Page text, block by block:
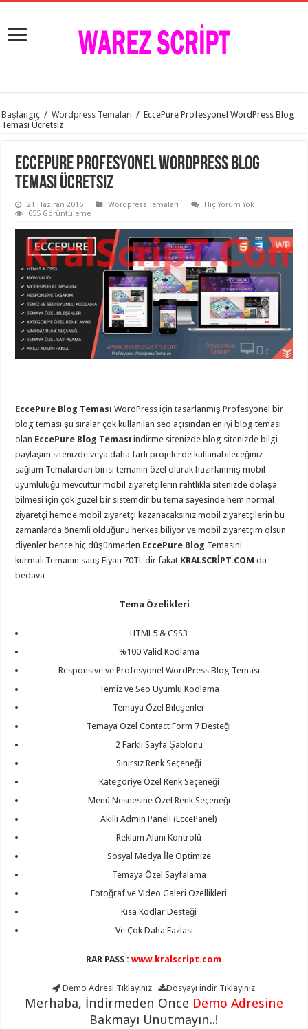
istanbul
organizasyon
taşımacılık,
gaziantep
organizasyon,
gaziantep
taşımacılık
evden
taşımacılık,
gaziantep
evden
taşımacılık,
evden
taşımacılık,
gaziantep
evden
taşımacılık,
taşımacılık
gaziantep
evden
taşımacılık,
gaziantep
evden
taşımacılık,
gaziantep
nakliyat,
asansörlü
taşıma,
evden
gaziantep
gaziantep
gaziantep
gaziantep
organizasyon
palyaço
Başlangıç / Wordpress Temaları / EccePure Profesyonel WordPress Blog
Teması Ücretsiz
EccePure Profesyonel WordPress Blog
Teması Ücretsiz
21 Haziran 2015 Wordpress Temaları
Hiç Yorum Yok
655 Görüntüleme
EccePure Blog Teması WordPress için tasarlanmış Profesyonel bir
blog teması şu sıralar çok kullanılan seo açısından en iyi blog teması
olan EccePure Blog Teması indirme sitenizde blog sitenizde bilgi
paylaşım sitenizde veya daha farlı projelerde kullanabileceğiniz
sağlam Temalardan birisi temanın özel olarak hazırlanmış mobil
uyumluluğu mevcuttur mobil ziyaretçilerin rahtlıkla sitenizde dolaşa
bilmesi için çok güzel bir sistemdir bu tema sayesinde hem normal
ziyaretçi hemde mobil ziyaretçi kazanacaksınız mobil ziyaretçilerin bu
zamanlarda önemli olduğunu herkes biliyor ve mobil ziyaretçim olsun
diyenler bence hiç düşünmeden EccePure Blog Temasını
kurmalı.Temanın satış Fiyatı 70TL dir fakat KRALSCRİPT.COM da
bedava
Tema Özelikleri
HTML5 & CSS3
%100 Valid Kodlama
Responsive ve Profesyonel WordPress Blog Teması
Temiz ve Seo Uyumlu Kodlama
Temaya Özel Bileşenler
Temaya Özel Contact Form 7 Desteği
2 Farklı Sayfa Şablonu
Sınırsız Renk Seçeneği
Kategoriye Özel Renk Seçeneği
Menü Nesnesine Özel Renk Seçeneği
Akıllı Admin Paneli (EccePanel)
Reklam Alanı Kontrolü
Sosyal Medya İle Optimize
Temaya Özel Sayfalama
Fotoğraf ve Video Galeri Özellikleri
Kısa Kodlar Desteği
Ve Çok Daha Fazlası…
RAR PASS :www.kralscript.com
Demo Adresi Tıklayınız Dosyayı indir Tıklayınız
Merhaba, İndirmeden Önce Demo Adresine
Bakmayı Unutmayın..!